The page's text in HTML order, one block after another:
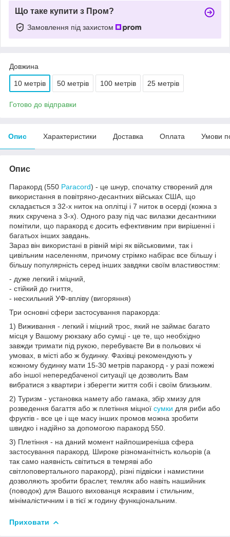
Що таке купити з Пром?
Замовлення під захистом
Довжина
10 метрів 50 метрів 100 метрів 25 метрів
Готово до відправки
Опис Характеристики Доставка Оплата Умови
Опис
Паракорд (550 Paracord) - це шнур, спочатку створений для
використання в повітряно-десантних військах США, що
складається з 32-х ниток на оплітці і 7 ниток в осерді (кожна з
яких скручена з 3-х). Одного разу під час вилазки десантники
помітили, що паракорд є досить ефективним при вирішенні і
багатьох інших завдань.
Зараз він використані в рівній мірі як військовими, так і
цивільним населенням, причому стрімко набірає все більшу і
більшу популярність серед інших завдяки своїм властивостям:
- дуже легкий і міцний,
- стійкий до гниття,
- несхильний УФ-впліву (вигоряння)
Три основні сфери застосування паракорда:
1) Виживання - легкий і міцний трос, який не займає багато
місця у Вашому рюкзаку або сумці - це те, що необхідно
завжди тримати під рукою, перебуваєте Ви в польових чі
умовах, в місті або ж будинку. Фахівці рекомендують у
кожному будинку мати 15-30 метрів паракорд - у разі пожежі
або іншої непередбаченої ситуації це дозволить Вам
вибратися з квартири і зберегти життя собі і своїм близьким.
2) Туризм - установка намету або гамака, збір хмизу для
розведення багаття або ж плетіння міцної сумки для риби або
фруктів - все це і ще масу інших промов можна зробити
швидко і надійно за допомогою паракорд 550.
3) Плетіння - на даний момент найпоширеніша сфера
застосування паракорд. Широке різноманітність кольорів (а
так само наявність світиться в темряві або
світлоповертального паракорд), різні підвіски і намистини
дозволяють зробити браслет, темляк або навіть нашийник
(поводок) для Вашого вихованця яскравим і стильним,
мінімалістичним і в тієї ж годину функціональним.
Приховати